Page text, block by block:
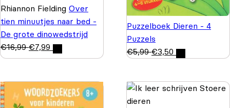
Rhiannon Fielding Over
tien minuutjes naar bed -
De grote dinowedstrijd
€16,99 €7,99
Puzzelboek Dieren - 4
Puzzels
€5,99 €3,50